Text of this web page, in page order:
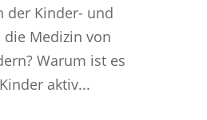
der Kinder- und
die Medizin von
Warum ist es
aktiv...